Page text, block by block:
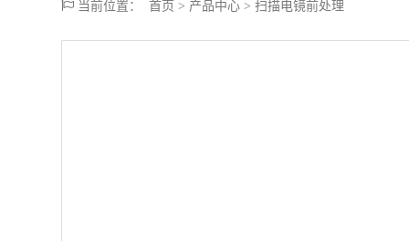
当前位置： 首页 > 产品中心 > 扫描电镜前处理